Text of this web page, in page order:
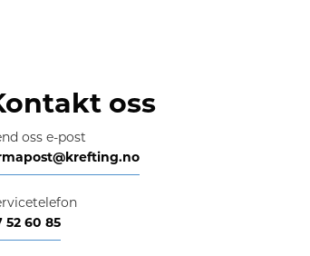
oss
oss e-post
52 60 85